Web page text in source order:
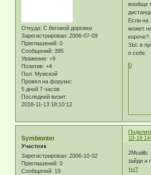
Откуда: С беговой дорожки
Зарегистрирован: 2006-07-09
Приглашений: 0
Сообщений: 395
Уважение: +9
Позитив: +4
Пол: Мужской
Провел на форуме:
5 дней 7 часов
Последний визит:
2018-11-13 18:10:12
вообще
Если на
может
короче?
ЗЫ: в
о себе.
0
10-19
Symbionter
Участник
Зарегистрирован: 2006-10-02
Приглашений: 0
Сообщений: 19
2Mualib:
зайди и
ты?